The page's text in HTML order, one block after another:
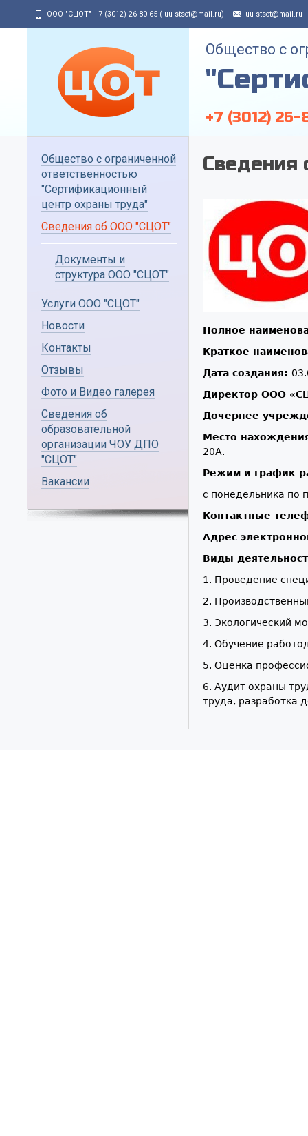
Jump to navigation
ООО "СЦОТ" +7 (3012) 26-80-65 ( uu-stsot@mail.ru) uu-stsot@mail.ru
Общество с
+7 (3012)
Общество с ограниченной
ответственностью
"Сертификационный
центр охраны труда"
Сведения об ООО "СЦОТ"
Документы и
структура ООО "СЦОТ"
Услуги ООО "СЦОТ"
Новости
Контакты
Отзывы
Фото и Видео галерея
Сведения об
образовательной
организации ЧОУ ДПО
"СЦОТ"
Вакансии
Полное
Краткое
Дата создания:
Директор ООО
Дочернее
Место
20А.
Режим и график
с понедельника по
Контактные
Адрес
Виды
1. Проведение
2.
3. Экологический
4. Обучение
5. Оценка
6. Аудит охраны
труда, разработка